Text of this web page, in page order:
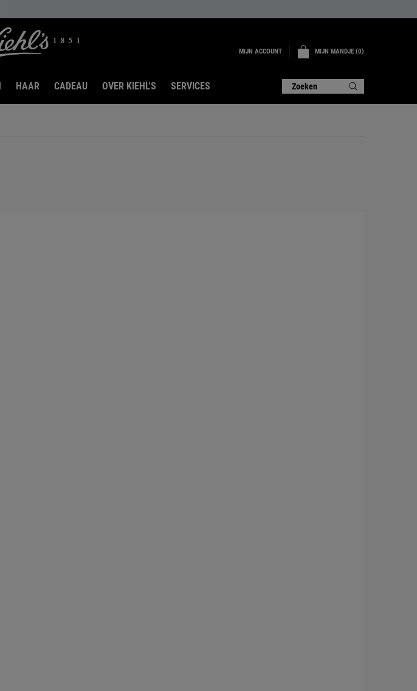
MIJN ACCOUNT MIJN MANDJE 0
0 PRODUCT
HAAR CADEAU OVER KIEHL'S SERVICES Zoeken